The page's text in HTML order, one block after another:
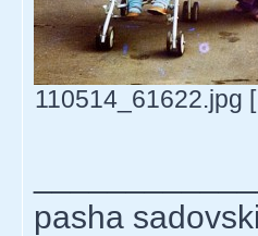
110514_61622.jpg
pasha